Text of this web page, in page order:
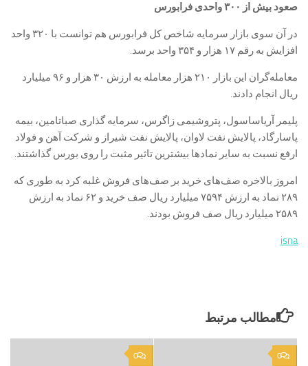
صعود بیش از ۳۰۰ واحدی فرابورس
در آن سوی بازار سرمایه شاخص کل فرابورس هم توانست با ۳۲۰ واحد
افزایش به رقم ۱۷ هزار و ۳۵۴ واحد برسد.
معامله‌گران این بازار ۲۱۰ هزار معامله به ارزش ۳۰ هزار و ۹۶ میلیارد
ریال انجام دادند.
پلیمر آریاساسول، پتروشیمی زاگرس، سرمایه گذاری صباتامین، بیمه
پاسارگاد، پالایش نفت لاوان، پالایش نفت شیراز و شرکت آهن و فولاد
ارفع نسبت به سایر نمادها بیشترین تاثیر مثبت را روی بورس گذاشتند.
امروز بالاخره صف‌های خرید بر صف‌های فروش غلبه کرد به طوری که
۲۸۹ نماد به ارزش ۷۵۹۴ میلیارد ریال صف خرید و ۶۲ نماد به ارزش
۲۵۸۹ میلیارد ریال صف فروش بودند.
isna
مطالب مرتبط
0 0